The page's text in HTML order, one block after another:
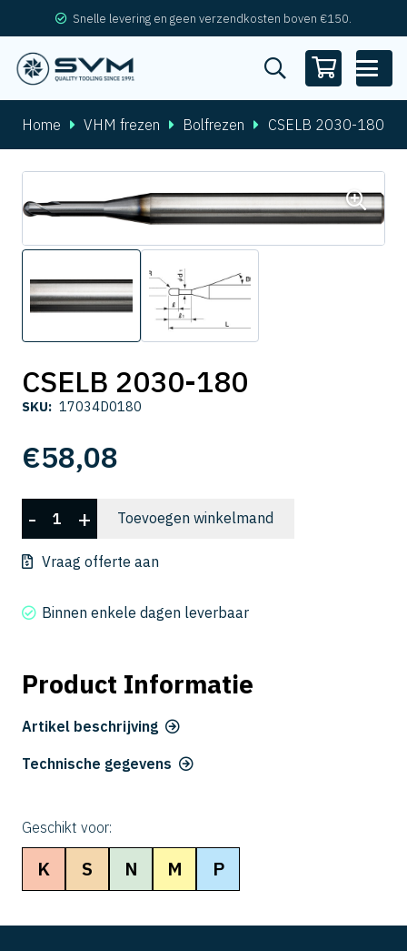
Snelle levering en geen verzendkosten boven €150.
Home VHM frezen Bolfrezen CSELB 2030-180
CSELB 2030-180
SKU: 17034D0180
€58,08
CSELB
2030-
180
- + Toevoegen winkelmand
Vraag offerte aan
Binnen enkele dagen leverbaar
Product Informatie
Artikel beschrijving
Technische gegevens
Geschikt voor:
K S N M P